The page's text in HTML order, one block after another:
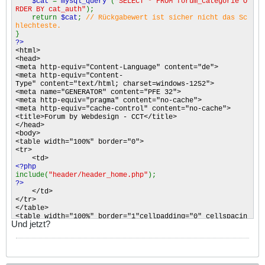
</td>
</tr>
<?php
}
}
?>
</table>
</body>
</html>
RDER BY cat_auth" );
return $cat ; // Rückgabewert ist sicher nicht das Sc
hlechteste.
}
?>
<html>
<head>
<meta http-equiv="Content-Language" content="de">
<meta http-equiv="Content-
Type" content="text/html; charset=windows-1252">
<meta name="GENERATOR" content="PFE 32">
<meta http-equiv="pragma" content="no-cache">
<meta http-equiv="cache-control" content="no-cache">
<title>Forum by Webdesign - CCT</title>
</head>
<body>
<table width="100%" border="0">
<tr>
<td>
<?php
include( "header/header_home.php" );
?>
</td>
</tr>
</table>
<table width="100%" border="1"cellpadding="0" cellspacin
g="0">
<td width="5%" bgcolor="#DFDFDA">&nbsp;</td>
<font face="Comic Sans MS" size="2">Forum</font></td>
Und jetzt?